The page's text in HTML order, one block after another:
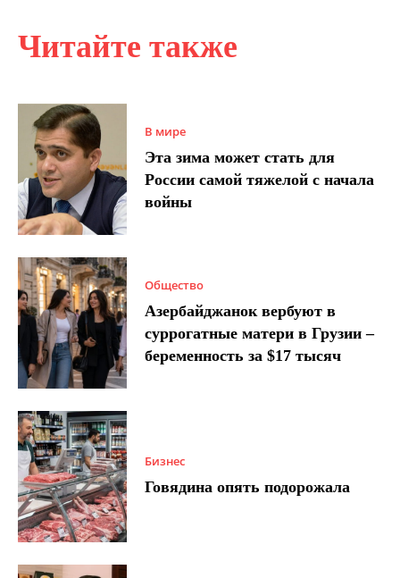
Читайте также
В мире
Эта зима может стать для
России самой тяжелой с начала
войны
Общество
Азербайджанок вербуют в
суррогатные матери в Грузии –
беременность за $17 тысяч
Бизнес
Говядина опять подорожала